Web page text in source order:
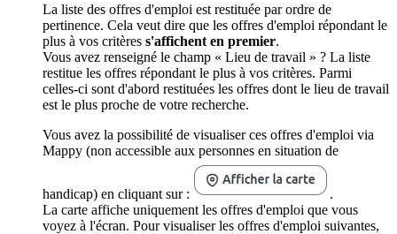
La liste des offres d'emploi est restituée par ordre de
pertinence. Cela veut dire que les offres d'emploi répondant le
plus à vos critères s'affichent en premier.
Vous avez renseigné le champ « Lieu de travail » ? La liste
restitue les offres répondant le plus à vos critères. Parmi
celles-ci sont d'abord restituées les offres dont le lieu de travail
est le plus proche de votre recherche.
Vous avez la possibilité de visualiser ces offres d'emploi via
Mappy (non accessible aux personnes en situation de
handicap) en cliquant sur :
.
La carte affiche uniquement les offres d'emploi que vous
voyez à l'écran. Pour visualiser les offres d'emploi suivantes,